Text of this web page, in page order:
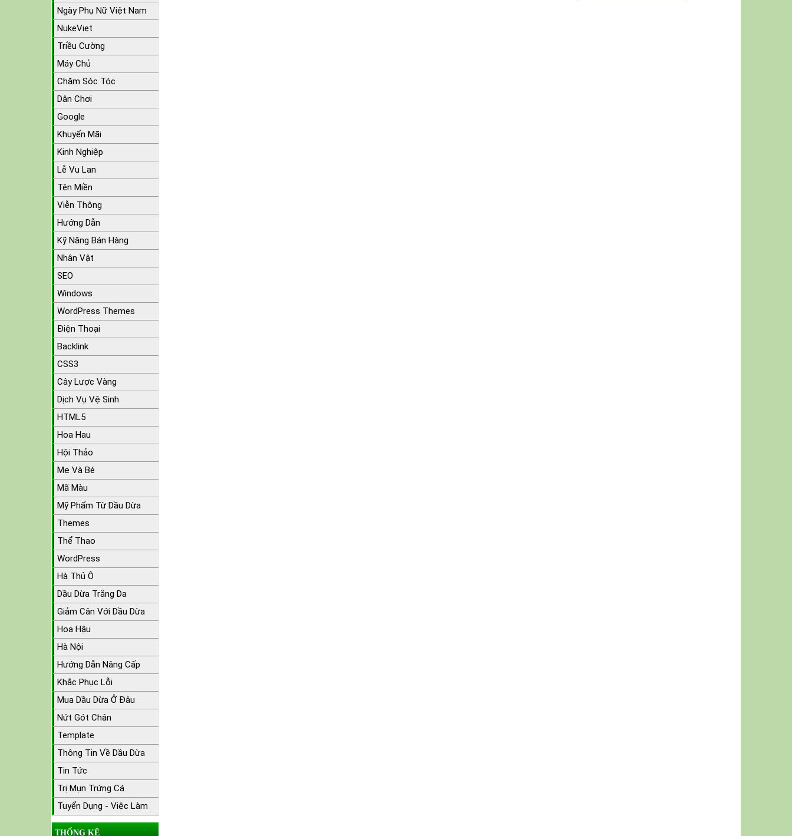
Ngày Phụ Nữ Việt Nam
NukeViet
Triều Cường
Máy Chủ
Chăm Sóc Tóc
Dân Chơi
Google
Khuyến Mãi
Kinh Nghiệp
Lễ Vu Lan
Tên Miền
Viễn Thông
Hướng Dẫn
Kỹ Năng Bán Hàng
Nhân Vật
SEO
Windows
WordPress Themes
Điện Thoại
Backlink
CSS3
Cây Lược Vàng
Dịch Vụ Vệ Sinh
HTML5
Hoa Hau
Hội Thảo
Mẹ Và Bé
Mã Màu
Mỹ Phẩm Từ Dầu Dừa
Themes
Thể Thao
WordPress
Hà Thủ Ô
Dầu Dừa Trắng Da
Giảm Cân Với Dầu Dừa
Hoa Hậu
Hà Nội
Hướng Dẫn Nâng Cấp
Khắc Phục Lỗi
Mua Dầu Dừa Ở Đâu
Nứt Gót Chân
Template
Thông Tin Về Dầu Dừa
Tin Tức
Trị Mụn Trứng Cá
Tuyển Dụng - Việc Làm
THỐNG KÊ